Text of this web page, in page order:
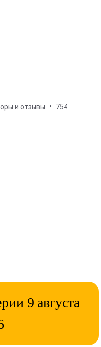
и отзывы
754
9 августа